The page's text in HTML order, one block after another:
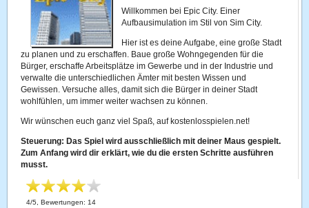
Willkommen bei Epic City. Einer
Aufbausimulation im Stil von Sim City.
Hier ist es deine Aufgabe, eine große Stadt
zu planen und zu erschaffen. Baue große Wohngegenden für die
Bürger, erschaffe Arbeitsplätze im Gewerbe und in der Industrie und
verwalte die unterschiedlichen Ämter mit besten Wissen und
Gewissen. Versuche alles, damit sich die Bürger in deiner Stadt
wohlfühlen, um immer weiter wachsen zu können.
Wir wünschen euch ganz viel Spaß, auf kostenlosspielen.net!
Steuerung: Das Spiel wird ausschließlich mit deiner Maus gespielt.
Zum Anfang wird dir erklärt, wie du die ersten Schritte ausführen
musst.
4/5 , Bewertungen: 14